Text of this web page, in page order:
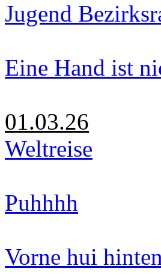
Jugend
Eine Hand ist
01.03.26
Weltreise
Puhhhh
Vorne hui